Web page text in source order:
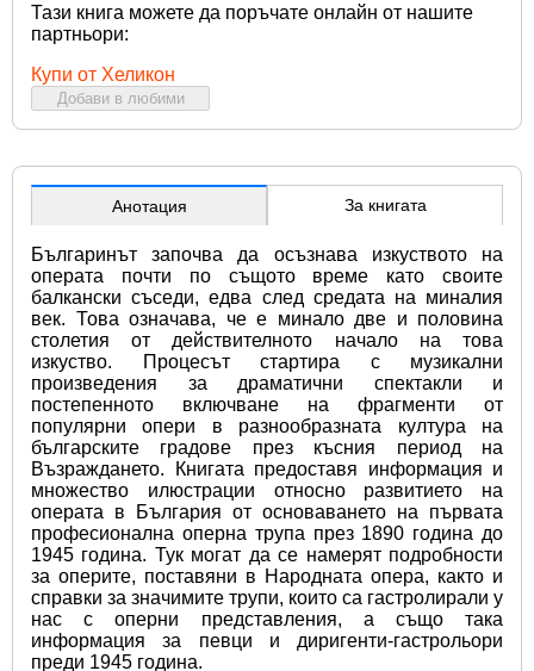
Тази книга можете да поръчате онлайн от нашите
партньори:
Купи от Хеликон
Добави в любими
Анотация За книгата
Българинът започва да осъзнава изкуството на
операта почти по същото време като своите
балкански съседи, едва след средата на миналия
век. Това означава, че е минало две и половина
столетия от действителното начало на това
изкуство. Процесът стартира с музикални
произведения за драматични спектакли и
постепенното включване на фрагменти от
популярни опери в разнообразната култура на
българските градове през късния период на
Възраждането. Книгата предоставя информация и
множество илюстрации относно развитието на
операта в България от основаването на първата
професионална оперна трупа през 1890 година до
1945 година. Тук могат да се намерят подробности
за оперите, поставяни в Народната опера, както и
справки за значимите трупи, които са гастролирали у
нас с оперни представления, а също така
информация за певци и диригенти-гастрольори
преди 1945 година.